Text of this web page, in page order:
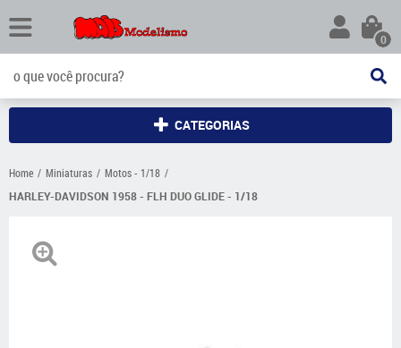
0
CATEGORIAS
Home Miniaturas
Motos - 1/18
HARLEY-DAVIDSON 1958 - FLH DUO GLIDE - 1/18